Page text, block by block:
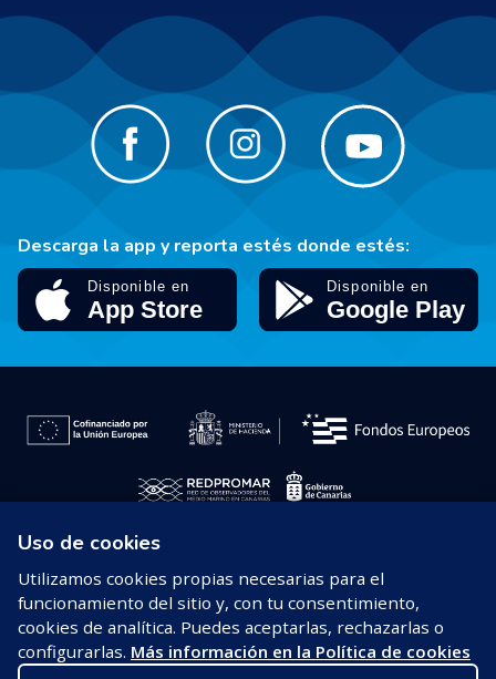
Descarga la app y reporta estés donde estés:
© 2026 REDPROMAR
Aviso legal
Política de privacidad
Uso de cookies
Utilizamos cookies propias necesarias para el
funcionamiento del sitio y, con tu consentimiento,
cookies de analítica. Puedes aceptarlas, rechazarlas o
configurarlas. Más información en la Política de cookies